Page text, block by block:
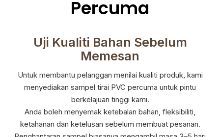
Percuma
Uji Kualiti Bahan Sebelum
Memesan
Untuk membantu pelanggan menilai kualiti produk, kami
menyediakan sampel tirai PVC percuma untuk pintu
berkelajuan tinggi kami.
Anda boleh menyemak ketebalan bahan, fleksibiliti,
ketahanan dan ketelusan sebelum membuat pesanan.